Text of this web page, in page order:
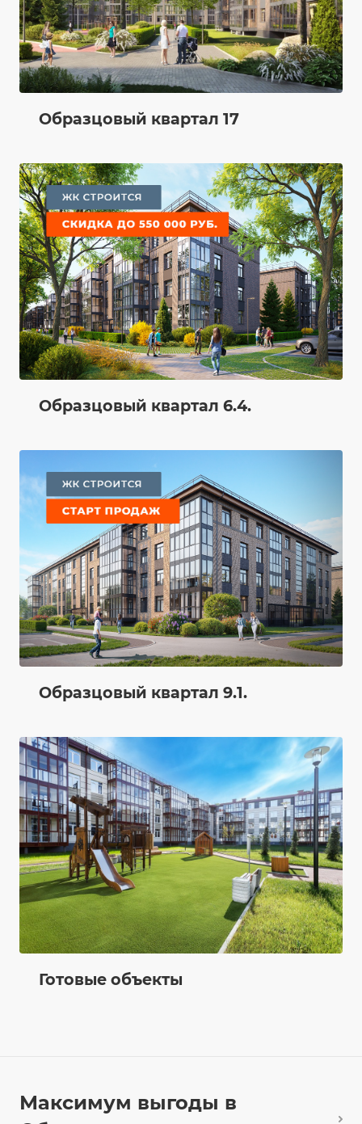
Образцовый квартал 17
Образцовый квартал 6.4.
Образцовый квартал 9.1.
Готовые объекты
Максимум выгоды в